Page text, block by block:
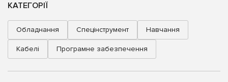
КАТЕГОРІЇ
Обладнання Спецінструмент Навчання
Кабелі Програмне забезпечення